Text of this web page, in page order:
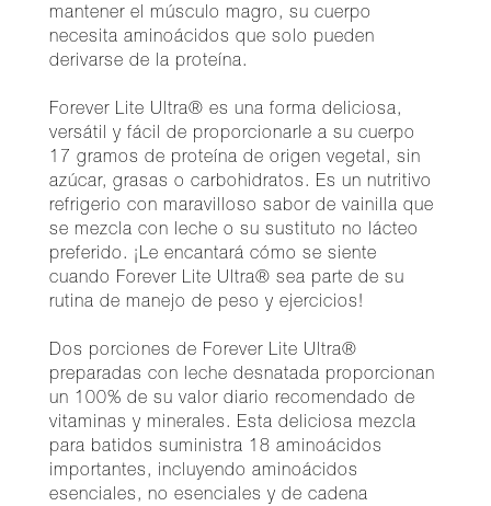
mantener el músculo magro, su cuerpo
necesita aminoácidos que solo pueden
derivarse de la proteína.
Forever Lite Ultra® es una forma deliciosa,
versátil y fácil de proporcionarle a su cuerpo
17 gramos de proteína de origen vegetal, sin
azúcar, grasas o carbohidratos. Es un nutritivo
refrigerio con maravilloso sabor de vainilla que
se mezcla con leche o su sustituto no lácteo
preferido. ¡Le encantará cómo se siente
cuando Forever Lite Ultra® sea parte de su
rutina de manejo de peso y ejercicios!
Dos porciones de Forever Lite Ultra®
preparadas con leche desnatada proporcionan
un 100% de su valor diario recomendado de
vitaminas y minerales. Esta deliciosa mezcla
para batidos suministra 18 aminoácidos
importantes, incluyendo aminoácidos
esenciales, no esenciales y de cadena